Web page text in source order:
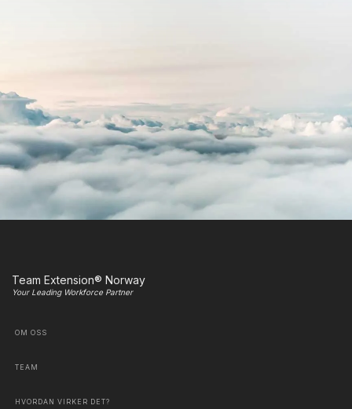
Team Extension® Norway
Your Leading Workforce Partner
OM OSS
TEAM
HVORDAN VIRKER DET?